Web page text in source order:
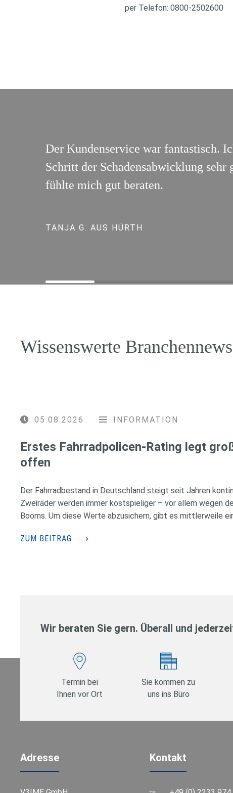
per Telefon: 0800-2502600
Der Kundenservice war fantastisch.
Schritt der Schadensabwicklung sehr
fühlte mich gut beraten.
TANJA G. AUS HÜRTH
Wissenswerte Branchennews
05.08.2026 INFORMATION
Erstes Fahrradpolicen-Rating legt
offen
Der Fahrradbestand in Deutschland steigt seit Jahren
Zweiräder werden immer kostspieliger – vor allem wegen
Booms. Um diese Werte abzusichern, gibt es mittlerweile
ZUM BEITRAG ⟶
Wir beraten Sie gern. Überall und
Termin bei
Ihnen vor Ort
Sie kommen zu
uns ins Büro
Adresse Kontakt